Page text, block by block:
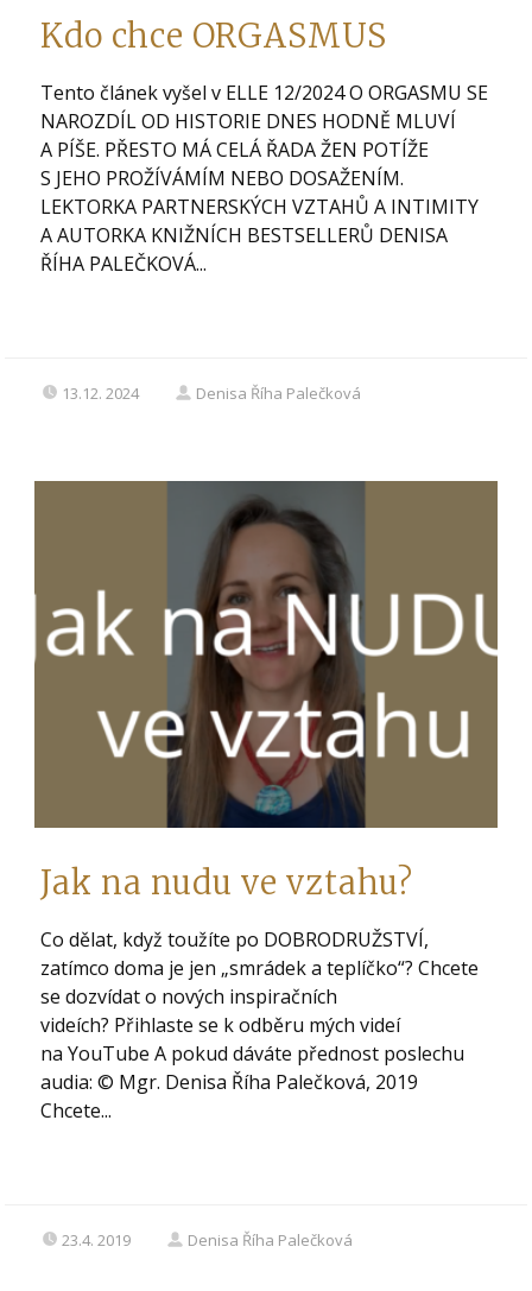
Kdo chce ORGASMUS
Tento článek vyšel v ELLE 12/2024 O ORGASMU SE
NAROZDÍL OD HISTORIE DNES HODNĚ MLUVÍ
A PÍŠE. PŘESTO MÁ CELÁ ŘADA ŽEN POTÍŽE
S JEHO PROŽÍVÁMÍM NEBO DOSAŽENÍM.
LEKTORKA PARTNERSKÝCH VZTAHŮ A INTIMITY
A AUTORKA KNIŽNÍCH BESTSELLERŮ DENISA
ŘÍHA PALEČKOVÁ...
13.12. 2024 Denisa Říha Palečková
Jak na nudu ve vztahu?
Co dělat, když toužíte po DOBRODRUŽSTVÍ,
zatímco doma je jen „smrádek a teplíčko“? Chcete
se dozvídat o nových inspiračních
videích? Přihlaste se k odběru mých videí
na YouTube A pokud dáváte přednost poslechu
audia: © Mgr. Denisa Říha Palečková, 2019
Chcete...
23.4. 2019 Denisa Říha Palečková